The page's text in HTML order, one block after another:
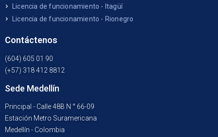
Licencia de funcionamiento - Itagüí
Licencia de funcionamiento - Rionegro
Contáctenos
(604) 605 01 90
(+57) 318 412 8812
Sede Medellín
Principal - Calle 48B N ° 66-09
Estación Metro Suramericana
Medellín - Colombia